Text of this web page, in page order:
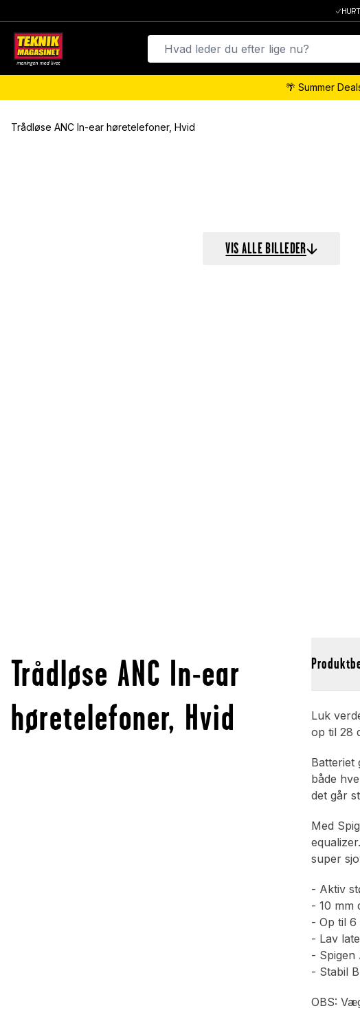
🌴 Summer
Trådløse ANC In-ear høretelefoner, Hvid
VIS ALLE BILLEDER
Trådløse ANC In-ear
høretelefoner, Hvid
Luk
op til 28
Batteriet
både
det går
Med
super
- Aktiv
- 10 mm
- Op til 6
- Lav
- Spigen
- Stabil
OBS: